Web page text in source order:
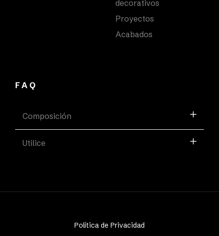
decorativos
Proyectos
Acabados
FAQ
Composición
Utilice
Política de Privacidad